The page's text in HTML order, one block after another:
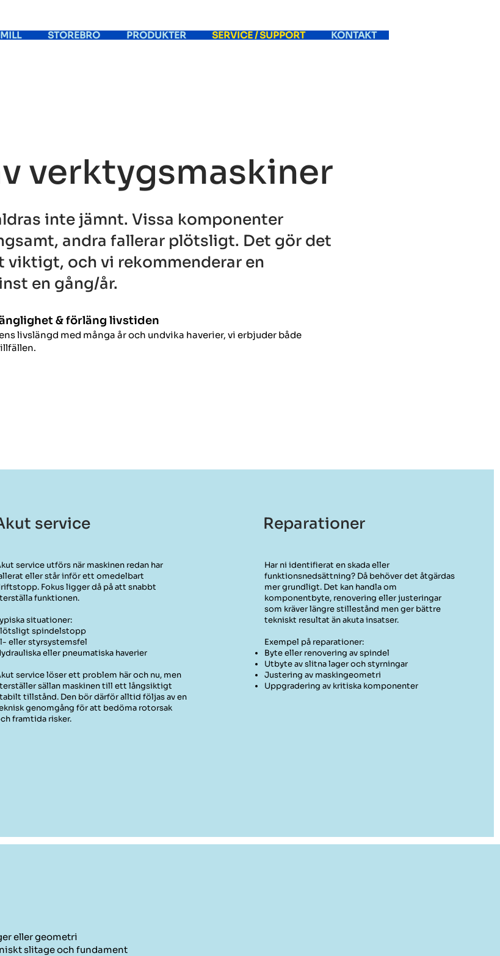
STOREBRO PRODUKTER SERVICE / SUPPORT KONTAKT
verktygsmaskiner
inte jämnt. Vissa komponenter
andra fallerar plötsligt. Det gör det
viktigt, och vi rekommenderar en
en gång/år.
& förläng livstiden
livslängd med många år och undvika haverier, vi erbjuder både
service
service utförs när maskinen redan har
eller står inför ett omedelbart
Fokus ligger då på att snabbt
funktionen.
situationer:
spindelstopp
eller styrsystemsfel
eller pneumatiska haverier
service löser ett problem här och nu, men
sällan maskinen till ett långsiktigt
tillstånd. Den bör därför alltid följas av en
genomgång för att bedöma rotorsak
framtida risker.
Reparationer
Har ni identifierat en skada eller
funktionsnedsättning? Då behöver det åtgärdas
mer grundligt. Det kan handla om
komponentbyte, renovering eller justeringar
som kräver längre stillestånd men ger bättre
tekniskt resultat än akuta insatser.
Exempel på reparationer:
Byte eller renovering av spindel
Utbyte av slitna lager och styrningar
Justering av maskingeometri
Uppgradering av kritiska komponenter
eller geometri
slitage och fundament